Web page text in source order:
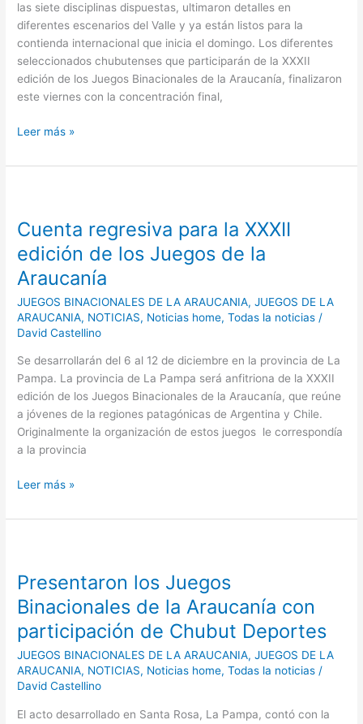
las siete disciplinas dispuestas, ultimaron detalles en
diferentes escenarios del Valle y ya están listos para la
contienda internacional que inicia el domingo. Los diferentes
seleccionados chubutenses que participarán de la XXXII
edición de los Juegos Binacionales de la Araucanía, finalizaron
este viernes con la concentración final,
Leer más »
Cuenta regresiva para la XXXII
edición de los Juegos de la
Araucanía
JUEGOS BINACIONALES DE LA ARAUCANIA,JUEGOS DE LA
ARAUCANIA, NOTICIAS, Noticias home,Todas la noticias /
David Castellino
Se desarrollarán del 6 al 12 de diciembre en la provincia de La
Pampa. La provincia de La Pampa será anfitriona de la XXXII
edición de los Juegos Binacionales de la Araucanía, que reúne
a jóvenes de la regiones patagónicas de Argentina y Chile.
Originalmente la organización de estos juegos le correspondía
a la provincia
para
XXXII
edición
de
los
Juegos
Araucanía
Leer más »
Presentaron los Juegos
Binacionales de la Araucanía con
participación de Chubut Deportes
JUEGOS BINACIONALES DE LA ARAUCANIA,JUEGOS DE LA
ARAUCANIA, NOTICIAS, Noticias home,Todas la noticias /
David Castellino
El acto desarrollado en Santa Rosa, La Pampa, contó con la
Juegos
Binacionales
de
la
Araucanía
con
participación